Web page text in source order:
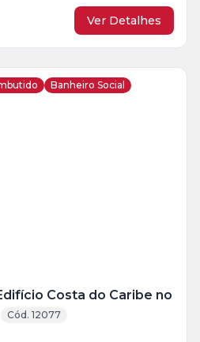
Ver Detalhes
Banheiro Social
Costa do Caribe no
Cód. 12077